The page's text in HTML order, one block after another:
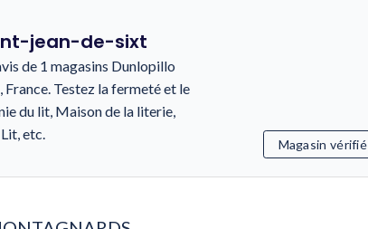
jean-de-sixt
de 1 magasins Dunlopillo
Testez la fermeté et le
du lit, Maison de la literie,
etc.
Magasin vérifié